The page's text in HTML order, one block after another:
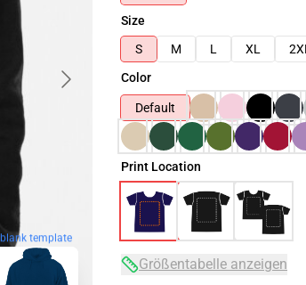
blank template
Size
S
M L XL 2XL
Color
Default
Print Location
Größentabelle anzeigen